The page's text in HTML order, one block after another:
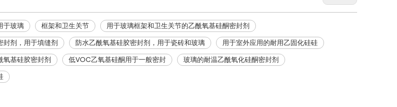
于玻璃 框架和卫生关节
用于玻璃框架和卫生关节的乙酰氧基硅酮密封剂
封剂，用于填缝剂
防水乙酰氧基硅胶密封剂，用于瓷砖和玻璃
用于室外应用的耐用乙固化硅硅
氧基硅胶密封剂
低VOC乙氧基硅酮用于一般密封
玻璃的耐温乙酰氧化硅酮密封剂